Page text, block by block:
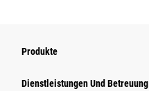
Produkte
Dienstleistungen Und Betreuung